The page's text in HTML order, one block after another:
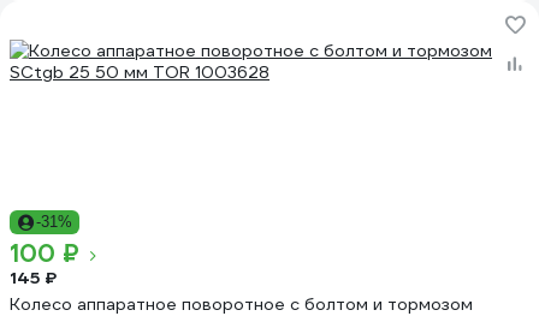
-31%
100 ₽
145 ₽
Колесо аппаратное поворотное с болтом и тормозом